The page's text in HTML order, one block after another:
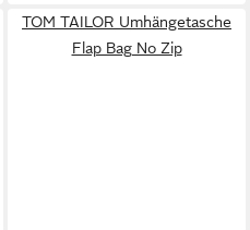
TOM TAILOR Umhängetasche
Flap Bag No Zip